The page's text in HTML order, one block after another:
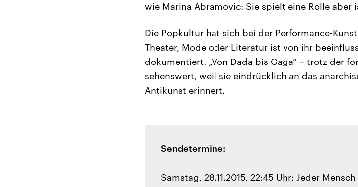
wie Marina Abramovic: Sie spielt eine Rolle aber
Die Popkultur hat sich bei der Performance-
Theater, Mode oder Literatur ist von ihr
dokumentiert. „Von Dada bis Gaga“ – trotz der
sehenswert, weil sie eindrücklich an das
Antikunst erinnert.
Sendetermine:
Samstag, 28.11.2015, 22:45 Uhr: Jeder